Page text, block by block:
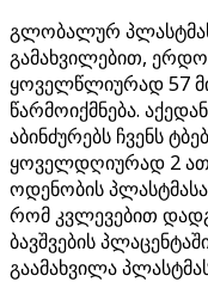
გლობალურ
გამახვილებით,
ყოველწლიურად 57
წარმოიქმნება.
აბინძურებს ჩვენს
ყოველდღიურად 2
ოდენობის პლასტმასა
რომ კვლევებით
ბავშვების
გაამახვილა